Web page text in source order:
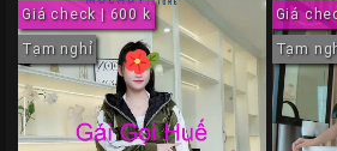
Giá check | 600 k
Tạm nghỉ
Giá
Tạm